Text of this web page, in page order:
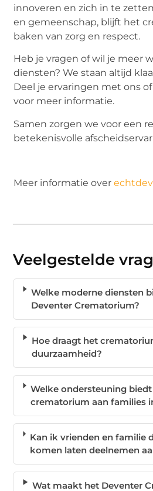
innoveren en zich in te
en gemeenschap, blijft het
baken van zorg en respect.
Heb je vragen of wil je meer
diensten? We staan altijd
Deel je ervaringen met ons
voor meer informatie.
Samen zorgen we voor een
betekenisvolle
Meer informatie over
Veelgestelde
Welke moderne diensten
Deventer Crematorium?
Hoe draagt het
duurzaamheid?
Welke ondersteuning
crematorium aan families
Kan ik vrienden en familie
komen laten deelnemen
Wat maakt het Deventer